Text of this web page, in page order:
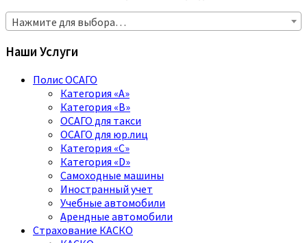
Нажмите для выбора…
Наши Услуги
Полис ОСАГО
Категория «A»
Категория «B»
ОСАГО для такси
ОСАГО для юр.лиц
Категория «C»
Категория «D»
Самоходные машины
Иностранный учет
Учебные автомобили
Арендные автомобили
Страхование КАСКО